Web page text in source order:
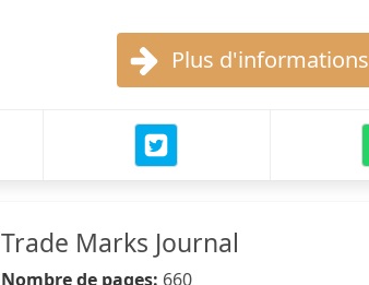
Plus d'informations
Trade Marks Journal
Nombre de pages: 660